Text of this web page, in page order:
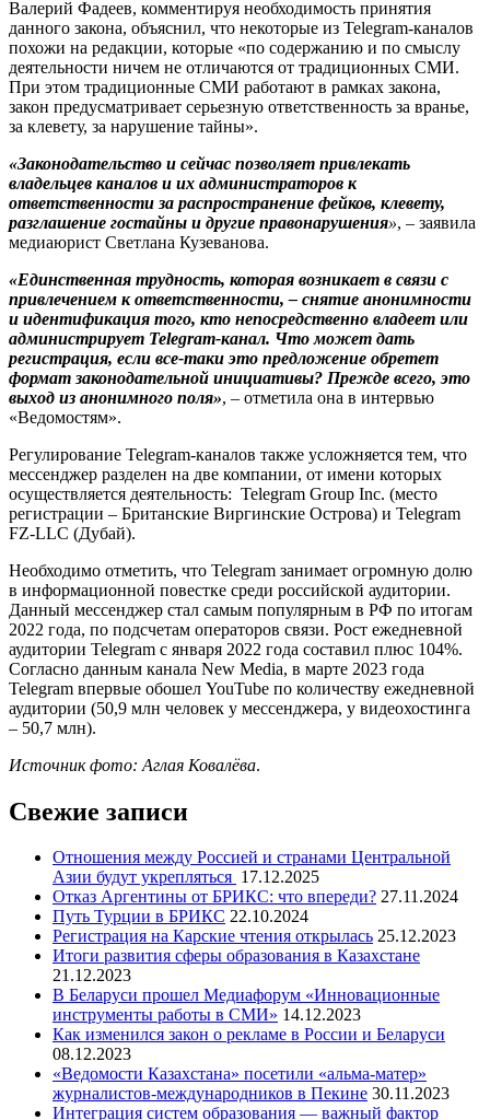
Валерий Фадеев, комментируя необходимость принятия
данного закона, объяснил, что некоторые из Telegram-каналов
похожи на редакции, которые «по содержанию и по смыслу
деятельности ничем не отличаются от традиционных СМИ.
При этом традиционные СМИ работают в рамках закона,
закон предусматривает серьезную ответственность за вранье,
за клевету, за нарушение тайны».
«Законодательство и сейчас позволяет привлекать
владельцев каналов и их администраторов к
ответственности за распространение фейков, клевету,
разглашение гостайны и другие правонарушения», – заявила
медиаюрист Светлана Кузеванова.
«Единственная трудность, которая возникает в связи с
привлечением к ответственности, – снятие анонимности
и идентификация того, кто непосредственно владеет или
администрирует Telegram-канал. Что может дать
регистрация, если все-таки это предложение обретет
формат законодательной инициативы? Прежде всего, это
выход из анонимного поля», – отметила она в интервью
«Ведомостям».
Регулирование Telegram-каналов также усложняется тем, что
мессенджер разделен на две компании, от имени которых
осуществляется деятельность: Telegram Group Inc. (место
регистрации – Британские Виргинские Острова) и Telegram
FZ-LLC (Дубай).
Необходимо отметить, что Telegram занимает огромную долю
в информационной повестке среди российской аудитории.
Данный мессенджер стал самым популярным в РФ по итогам
2022 года, по подсчетам операторов связи. Рост ежедневной
аудитории Telegram с января 2022 года составил плюс 104%.
Согласно данным канала New Media, в марте 2023 года
Telegram впервые обошел YouTube по количеству ежедневной
аудитории (50,9 млн человек у мессенджера, у видеохостинга
– 50,7 млн).
Источник фото: Аглая Ковалёва.
Свежие записи
Отношения между Россией и странами Центральной
Азии будут укрепляться 17.12.2025
Отказ Аргентины от БРИКС: что впереди? 27.11.2024
Путь Турции в БРИКС 22.10.2024
Регистрация на Карские чтения открылась 25.12.2023
Итоги развития сферы образования в Казахстане
21.12.2023
В Беларуси прошел Медиафорум «Инновационные
инструменты работы в СМИ» 14.12.2023
Как изменился закон о рекламе в России и Беларуси
08.12.2023
«Ведомости Казахстана» посетили «альма-матер»
журналистов-международников в Пекине 30.11.2023
Интеграция систем образования — важный фактор